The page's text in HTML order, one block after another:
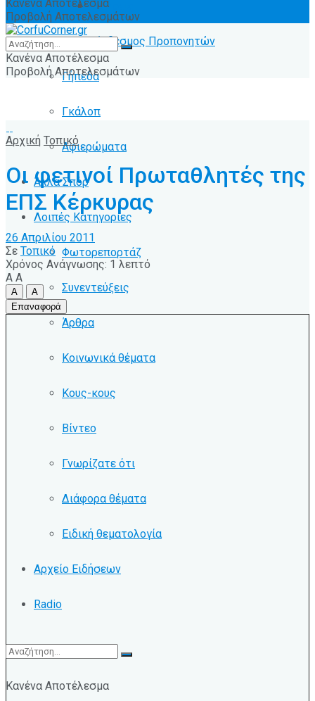
Ειδήσεις
Σύνδεσμος Προπονητών
Γήπεδα
Γκάλοπ
Αφιερώματα
Άλλα Σπόρ
Λοιπές Κατηγορίες
Φωτορεπορτάζ
Συνεντεύξεις
Άρθρα
Κοινωνικά θέματα
Κους-κους
Βίντεο
Γνωρίζατε ότι
Διάφορα θέματα
Ειδική θεματολογία
Αρχείο Ειδήσεων
Radio
Κανένα Αποτέλεσμα
Κανένα Αποτέλεσμα
Προβολή Αποτελεσμάτων
Κανένα Αποτέλεσμα
Προβολή Αποτελεσμάτων
Αρχική Τοπικό
Οι φετινοί Πρωταθλητές της
ΕΠΣ Κέρκυρας
26 Απριλίου 2011
Σε Τοπικό
Χρόνος Ανάγνωσης: 1 λεπτό
A A
A
A
Επαναφορά